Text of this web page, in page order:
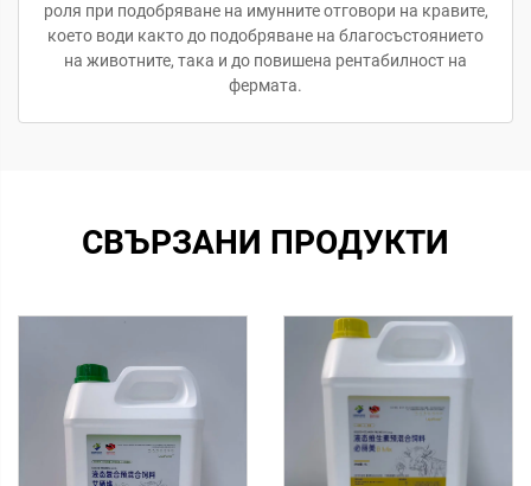
роля при подобряване на имунните отговори на кравите,
което води както до подобряване на благосъстоянието
на животните, така и до повишена рентабилност на
фермата.
СВЪРЗАНИ ПРОДУКТИ